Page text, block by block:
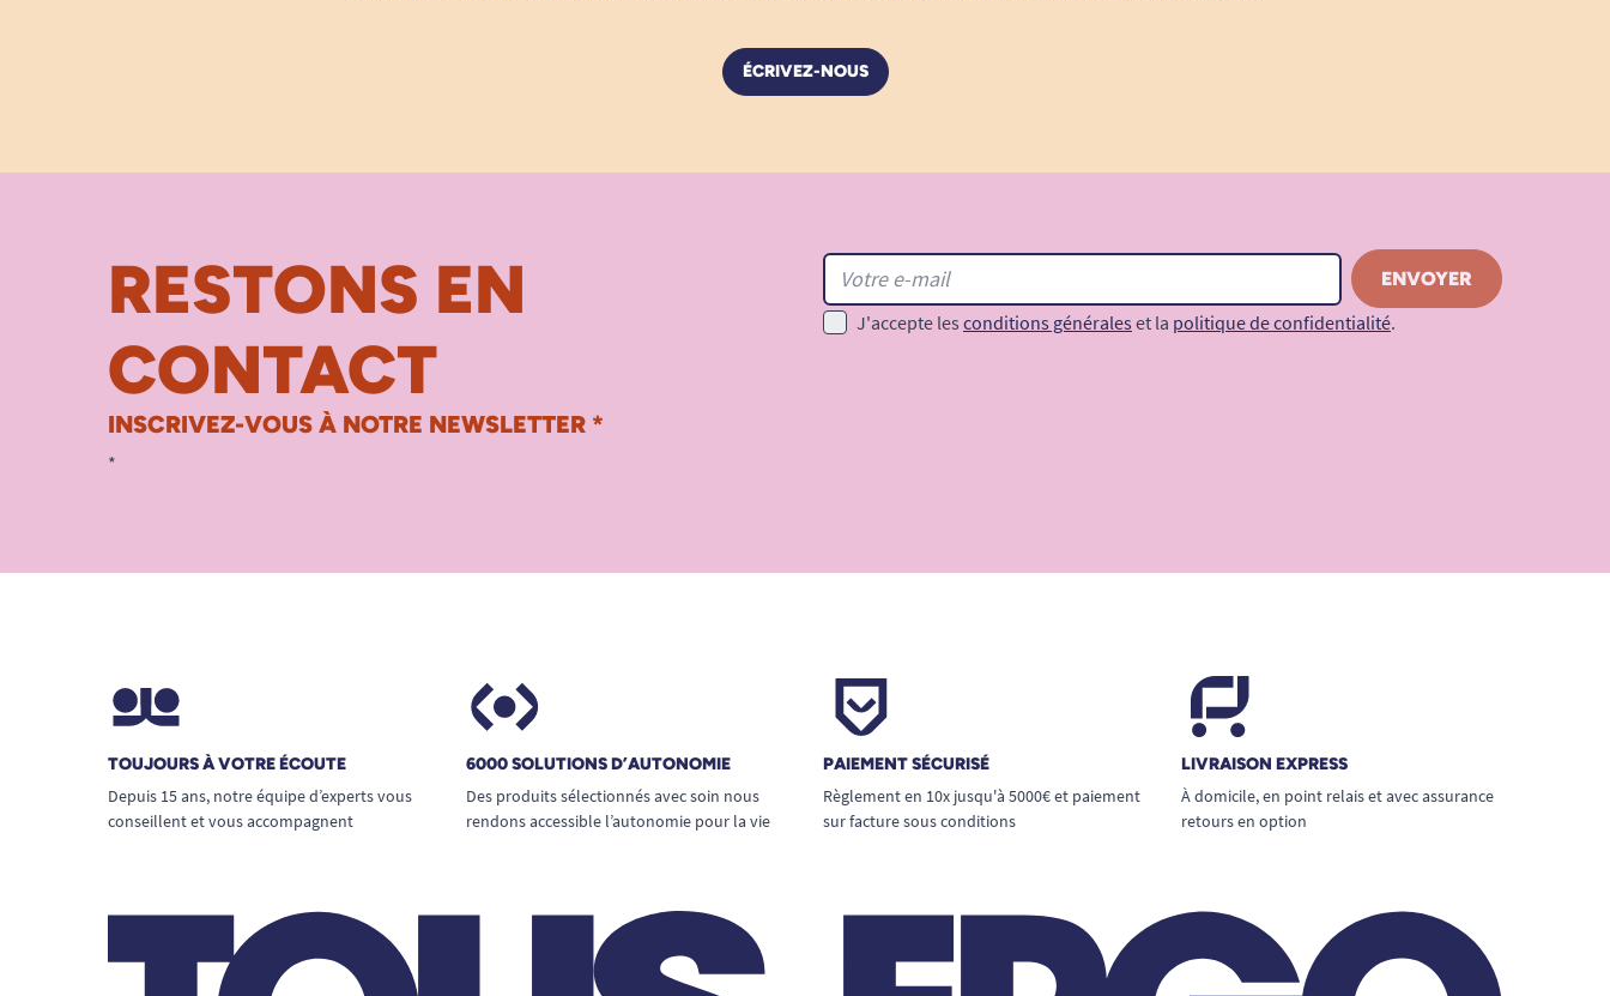
ÉCRIVEZ-NOUS
RESTONS EN
CONTACT
INSCRIVEZ-VOUS À NOTRE NEWSLETTER *
*
J'accepte les conditions générales et la politique de confidentialité.
TOUJOURS À VOTRE ÉCOUTE
Depuis 15 ans, notre équipe d’experts vous
conseillent et vous accompagnent
6000 SOLUTIONS D’AUTONOMIE
Des produits sélectionnés avec soin nous
rendons accessible l’autonomie pour la vie
PAIEMENT SÉCURISÉ
Règlement en 10x jusqu'à 5000€ et paiement
sur facture sous conditions
LIVRAISON EXPRESS
À domicile, en point relais et avec assurance
retours en option